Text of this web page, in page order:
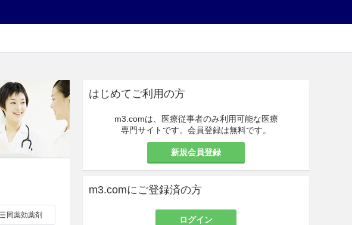
同薬効薬剤
はじめてご利用の方
m3.comは、医療従事者のみ利用可能な医療
専門サイトです。会員登録は無料です。
新規会員登録
m3.comにご登録済の方
ログイン